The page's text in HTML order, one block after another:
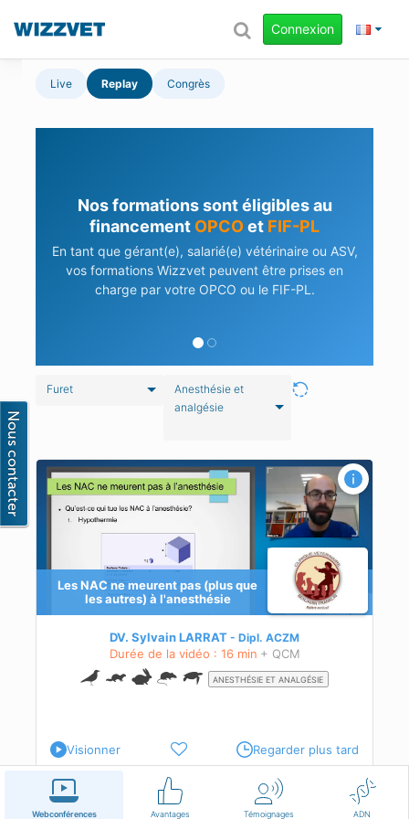
Webconférences Avantages Témoignages ADN
Connexion
Live Replay Congrès
Nos formations sont éligibles au
financement OPCOet FIF-PL
En tant que gérant(e), salarié(e) vétérinaire ou ASV,
vos formations Wizzvet peuvent être prises en
charge par votre OPCO ou le FIF-PL.
Furet
Anesthésie et
analgésie
Les NAC ne meurent pas (plus que
les autres) à l'anesthésie
DV. Sylvain LARRAT Dipl. ACZM
Durée de la vidéo : 16 min + QCM
ANESTHÉSIE ET ANALGÉSIE
Visionner Regarder plus tard
Français Conditions d'utilisation Nous contacter